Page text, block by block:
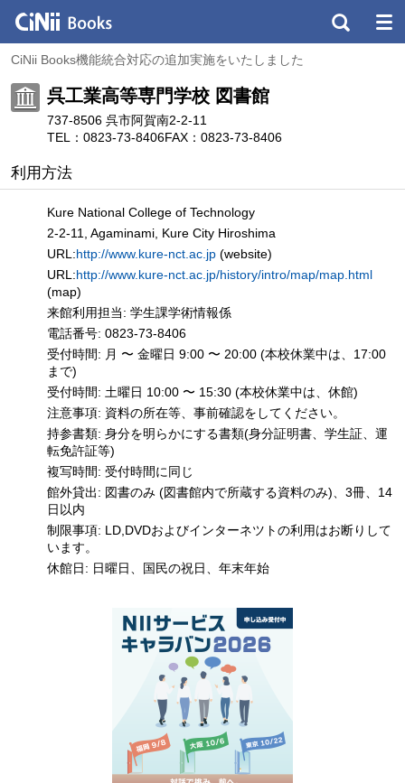
CiNii Books機能統合対応の追加実施をいたしました
呉工業高等専門学校 図書館
737-8506 呉市阿賀南2-2-11
TEL：0823-73-8406FAX：0823-73-8406
利用方法
Kure National College of Technology
2-2-11, Agaminami, Kure City Hiroshima
URL:http://www.kure-nct.ac.jp (website)
URL:http://www.kure-nct.ac.jp/history/intro/map/map.html
(map)
来館利用担当: 学生課学術情報係
電話番号: 0823-73-8406
受付時間: 月 〜 金曜日 9:00 〜 20:00 (本校休業中は、17:00
まで)
受付時間: 土曜日 10:00 〜 15:30 (本校休業中は、休館)
注意事項: 資料の所在等、事前確認をしてください。
持参書類: 身分を明らかにする書類(身分証明書、学生証、運
転免許証等)
複写時間: 受付時間に同じ
館外貸出: 図書のみ (図書館内で所蔵する資料のみ)、3冊、14
日以内
制限事項: LD,DVDおよびインターネツトの利用はお断りして
います。
休館日: 日曜日、国民の祝日、年末年始